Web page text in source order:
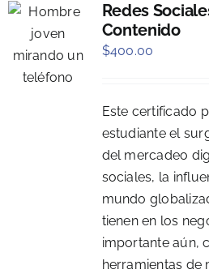
Redes
Contenido
$400.00
Este certificado
estudiante el
del mercadeo
sociales, la
mundo
tienen en los
importante aún,
herramientas de